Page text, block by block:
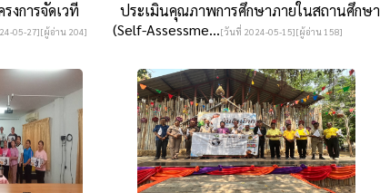
งการจัดเวที
05-27][ผู้อ่าน 204]
ประเมินคุณภาพการศึกษาภายในสถานศึกษา
(Self-Assessme...[วันที่ 2024-05-15][ผู้อ่าน 158]